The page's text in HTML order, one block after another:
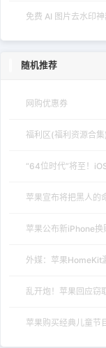
免费 AI 图片去水印
随机推荐
网购优惠券
福利区(福利资源合集)
“64位时代”将至！
苹果宣布将把黑人的
苹果公布新iPhone换
外媒：苹果HomeKit
乱开炮！苹果回应窃
苹果购买经典儿童节